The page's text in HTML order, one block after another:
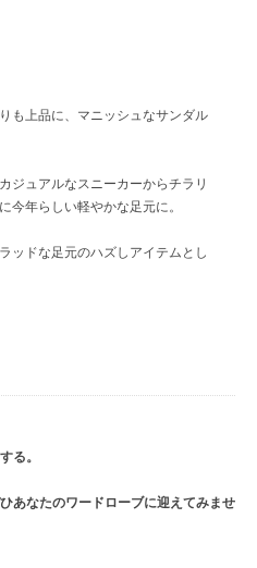
も上品に、マニッシュなサンダル
ジュアルなスニーカーからチラリ
今年らしい軽やかな足元に。
ッドな足元のハズしアイテムとし
る。
あなたのワードローブに迎えてみませ